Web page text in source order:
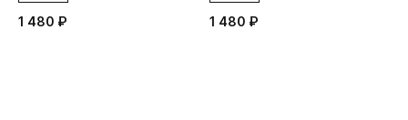
1 480 ₽ 1 480 ₽